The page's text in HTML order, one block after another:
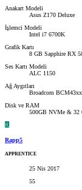
Anakart Modeli
Asus Z170 Deluxe
İşlemci Modeli
Intel i7 6700K
Grafik Kartı
8 GB Sapphire RX
Ses Kartı Modeli
ALC 1150
Ağ Aygıtları
Broadcom
Disk ve RAM
500GB NVMe & 32
R
Rapp5
APPRENTICE
25 Nis 2017
55